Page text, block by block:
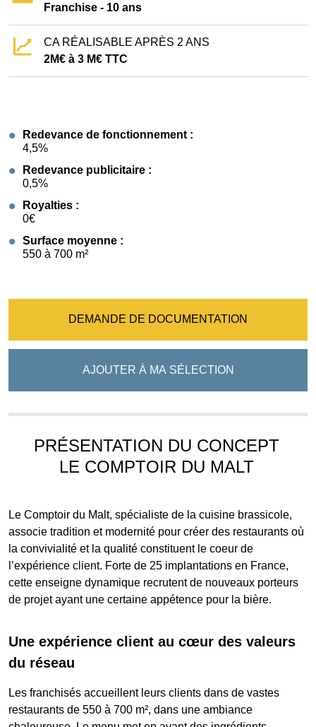
Franchise - 10 ans
CA RÉALISABLE APRÈS 2 ANS
2M€ à 3 M€ TTC
Redevance de fonctionnement :
4,5%
Redevance publicitaire :
0,5%
Royalties :
0€
Surface moyenne :
550 à 700 m²
DEMANDE DE DOCUMENTATION
AJOUTER À MA SÉLECTION
PRÉSENTATION DU CONCEPT
LE COMPTOIR DU MALT
Le Comptoir du Malt, spécialiste de la cuisine brassicole,
associe tradition et modernité pour créer des restaurants où
la convivialité et la qualité constituent le coeur de
l’expérience client. Forte de 25 implantations en France,
cette enseigne dynamique recrutent de nouveaux porteurs
de projet ayant une certaine appétence pour la bière.
Une expérience client au cœur des valeurs
du réseau
Les franchisés accueillent leurs clients dans de vastes
restaurants de 550 à 700 m², dans une ambiance